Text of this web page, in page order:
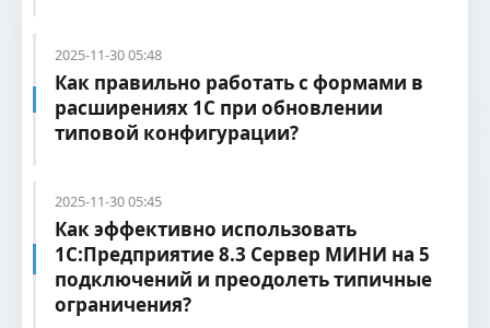
2025-11-30 05:48
Как правильно работать с формами в
расширениях 1С при обновлении
типовой конфигурации?
2025-11-30 05:45
Как эффективно использовать
1С:Предприятие 8.3 Сервер МИНИ на 5
подключений и преодолеть типичные
ограничения?